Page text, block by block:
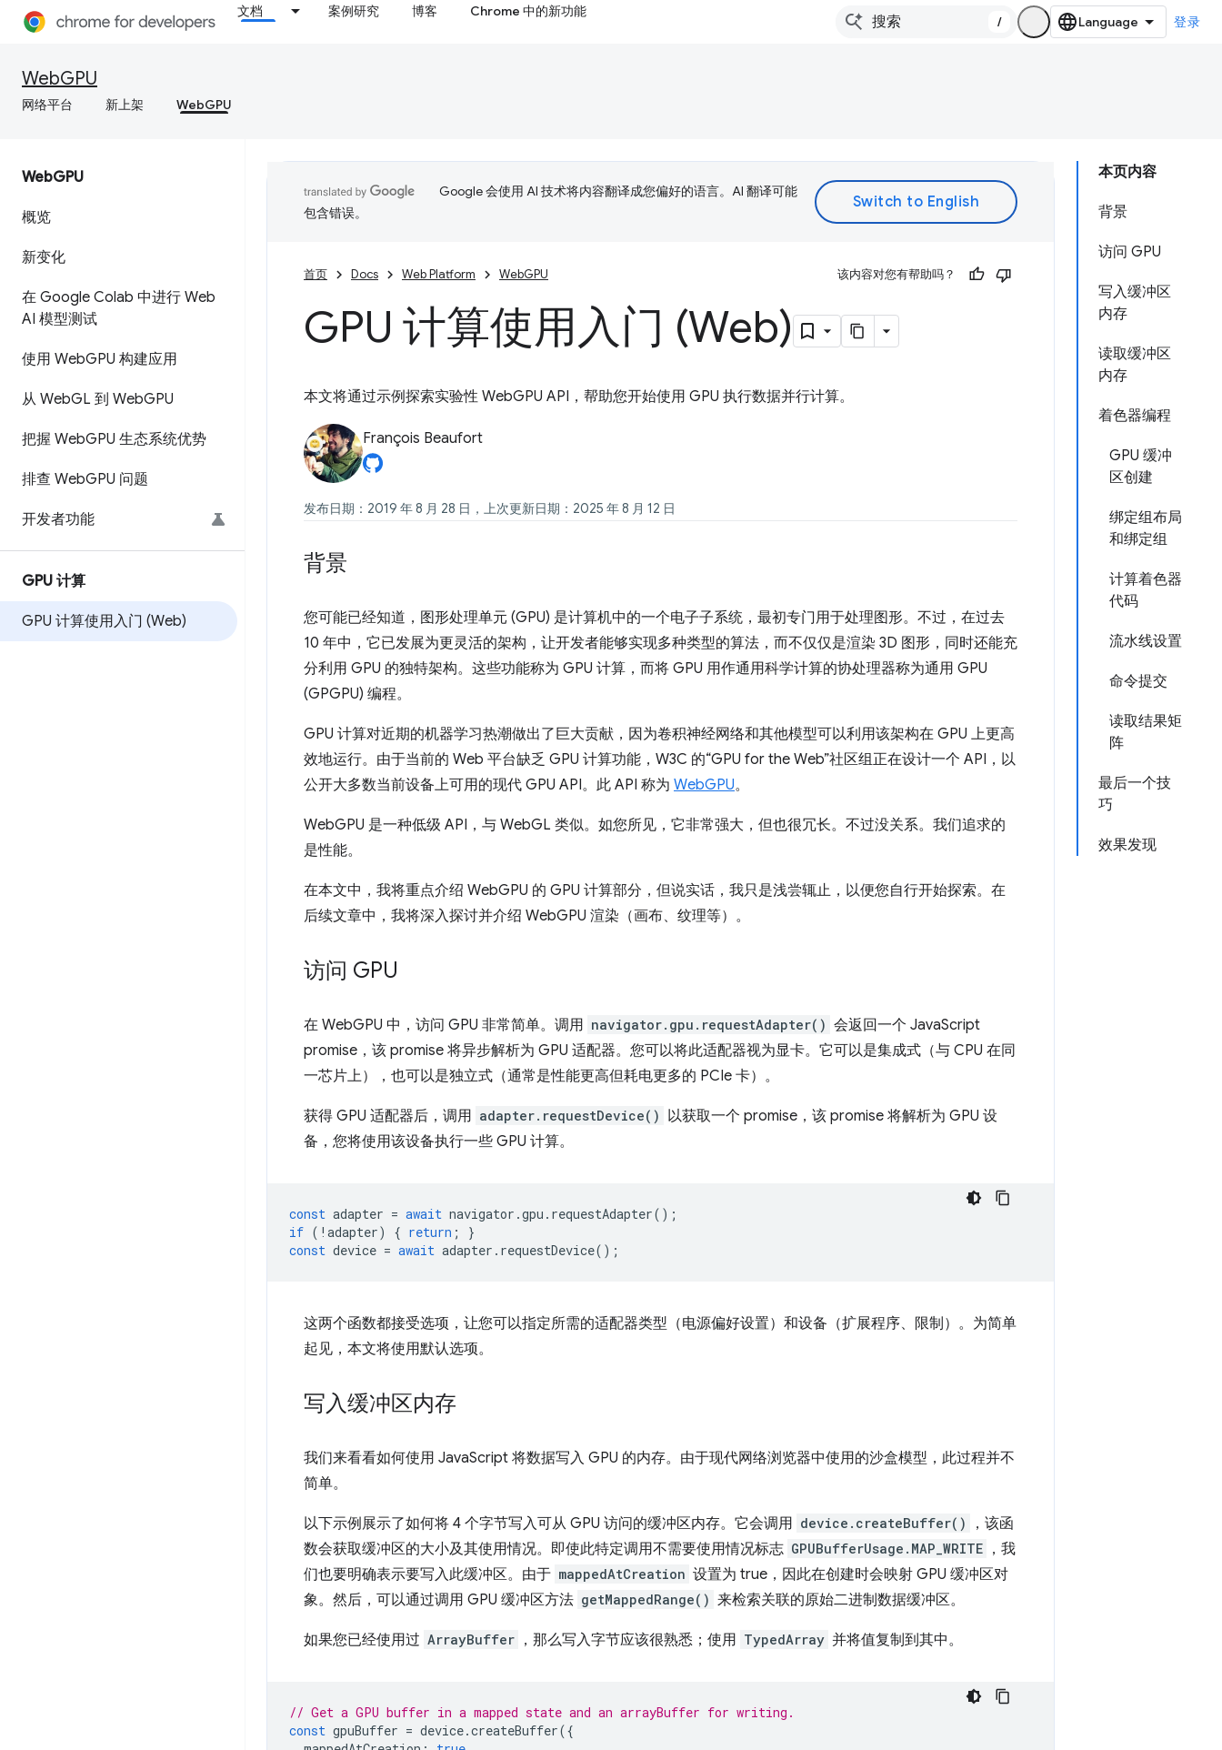
文档 案例研究 博客 Chrome 中的新功能
/ 登录
WebGPU
网络平台 新上架 WebGPU
WebGPU
概览
新变化
在 Google Colab 中进行 Web
AI 模型测试
使用 WebGPU 构建应用
从 WebGL 到 WebGPU
把握 WebGPU 生态系统优势
排查 WebGPU 问题
开发者功能
GPU 计算
GPU 计算使用入门 (Web)
本页内容
背景
访问 GPU
写入缓冲区
内存
读取缓冲区
内存
着色器编程
GPU 缓冲
区创建
绑定组布局
和绑定组
计算着色器
代码
流水线设置
命令提交
读取结果矩
阵
最后一个技
巧
效果发现
Google 会使用 AI 技术将内容翻译成您偏好的语言。AI 翻译可能
包含错误。
首页 Docs Web Platform WebGPU 该内容对您有帮助吗？
GPU 计算使用入门 (Web)
本文将通过示例探索实验性 WebGPU API，帮助您开始使用 GPU 执行数据并行计算。
François Beaufort
发布日期：2019 年 8 月 28 日，上次更新日期：2025 年 8 月 12 日
背景
您可能已经知道，图形处理单元 (GPU) 是计算机中的一个电子子系统，最初专门用于处理图形。不过，在过去
10 年中，它已发展为更灵活的架构，让开发者能够实现多种类型的算法，而不仅仅是渲染 3D 图形，同时还能充
分利用 GPU 的独特架构。这些功能称为 GPU 计算，而将 GPU 用作通用科学计算的协处理器称为通用 GPU
(GPGPU) 编程。
GPU 计算对近期的机器学习热潮做出了巨大贡献，因为卷积神经网络和其他模型可以利用该架构在 GPU 上更高
效地运行。由于当前的 Web 平台缺乏 GPU 计算功能，W3C 的“GPU for the Web”社区组正在设计一个 API，以
公开大多数当前设备上可用的现代 GPU API。此 API 称为 WebGPU。
WebGPU 是一种低级 API，与 WebGL 类似。如您所见，它非常强大，但也很冗长。不过没关系。我们追求的
是性能。
在本文中，我将重点介绍 WebGPU 的 GPU 计算部分，但说实话，我只是浅尝辄止，以便您自行开始探索。在
后续文章中，我将深入探讨并介绍 WebGPU 渲染（画布、纹理等）。
访问 GPU
在 WebGPU 中，访问 GPU 非常简单。调用 navigator.gpu.requestAdapter() 会返回一个 JavaScript
promise，该 promise 将异步解析为 GPU 适配器。您可以将此适配器视为显卡。它可以是集成式（与 CPU 在同
一芯片上），也可以是独立式（通常是性能更高但耗电更多的 PCIe 卡）。
获得 GPU 适配器后，调用 adapter.requestDevice() 以获取一个 promise，该 promise 将解析为 GPU 设
备，您将使用该设备执行一些 GPU 计算。
const adapter = await navigator .gpu . requestAdapter();
if ( ! adapter) { return ;
}
const device = await adapter . requestDevice();
这两个函数都接受选项，让您可以指定所需的适配器类型（电源偏好设置）和设备（扩展程序、限制）。为简单
起见，本文将使用默认选项。
写入缓冲区内存
我们来看看如何使用 JavaScript 将数据写入 GPU 的内存。由于现代网络浏览器中使用的沙盒模型，此过程并不
简单。
以下示例展示了如何将 4 个字节写入可从 GPU 访问的缓冲区内存。它会调用 device.createBuffer()
，该函
数会获取缓冲区的大小及其使用情况。即使此特定调用不需要使用情况标志 GPUBufferUsage.MAP_WRITE ，我
们也要明确表示要写入此缓冲区。由于 mappedAtCreation 设置为 true，因此在创建时会映射 GPU 缓冲区对
象。然后，可以通过调用 GPU 缓冲区方法 getMappedRange() 来检索关联的原始二进制数据缓冲区。
如果您已经使用过 ArrayBuffer ，那么写入字节应该很熟悉；使用 TypedArray 并将值复制到其中。
// Get a GPU buffer in a mapped state and an arrayBuffer for writing.
const gpuBuffer = device.createBuffer({